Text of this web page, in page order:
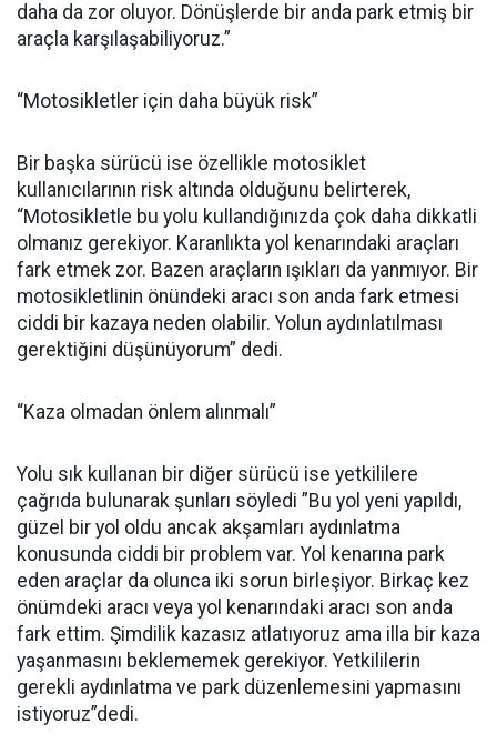
daha da zor oluyor. Dönüşlerde bir anda park etmiş bir
araçla karşılaşabiliyoruz.”
“Motosikletler için daha büyük risk”
Bir başka sürücü ise özellikle motosiklet
kullanıcılarının risk altında olduğunu belirterek,
“Motosikletle bu yolu kullandığınızda çok daha dikkatli
olmanız gerekiyor. Karanlıkta yol kenarındaki araçları
fark etmek zor. Bazen araçların ışıkları da yanmıyor. Bir
motosikletlinin önündeki aracı son anda fark etmesi
ciddi bir kazaya neden olabilir. Yolun aydınlatılması
gerektiğini düşünüyorum” dedi.
“Kaza olmadan önlem alınmalı”
Yolu sık kullanan bir diğer sürücü ise yetkililere
çağrıda bulunarak şunları söyledi ”Bu yol yeni yapıldı,
güzel bir yol oldu ancak akşamları aydınlatma
konusunda ciddi bir problem var. Yol kenarına park
eden araçlar da olunca iki sorun birleşiyor. Birkaç kez
önümdeki aracı veya yol kenarındaki aracı son anda
fark ettim. Şimdilik kazasız atlatıyoruz ama illa bir kaza
yaşanmasını beklememek gerekiyor. Yetkililerin
gerekli aydınlatma ve park düzenlemesini yapmasını
istiyoruz”dedi.